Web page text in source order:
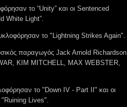
το “Unity” και οι Sentenced
White Light”.
το "Lightning Strikes Again".
παραγωγός Jack Arnold Richardson
KIM MITCHELL, MAX WEBSTER,
το "Down IV - Part II" και οι
Lives".